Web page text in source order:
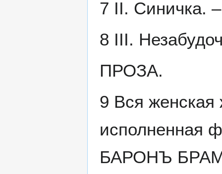
7 II. Синичка.
8 III.
ПРОЗА.
9 Вся женская
исполненная
БАРОНЪ